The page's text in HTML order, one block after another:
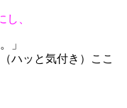
、
」
ハッと気付き）ここ